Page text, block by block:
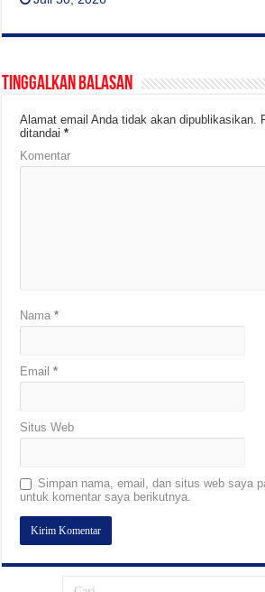
Tinggalkan Balasan
Alamat email Anda tidak akan dipublikasikan.
ditandai*
Komentar
Nama*
Email*
Situs Web
Simpan nama, email, dan situs web saya
untuk komentar saya berikutnya.